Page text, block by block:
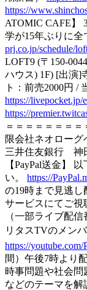
https://
ATOMIC CAFE】
学が15年ぶりに全
prj.co.jp/schedule/
LOFT9 (〒150-
ハウス) 1F) [出演]
ト：前売2000円 /
https://livepocket.jp/
https://
＝＝＝＝＝＝＝
限会社ネオローグ
三井住友銀行 神
【PayPal送金】
い。 https://
の19時まで見逃
サービスにてご視
（一部ライブ配
リタスTVのメン
https://
間）午後7時より
時事問題や社会
などのテーマを解